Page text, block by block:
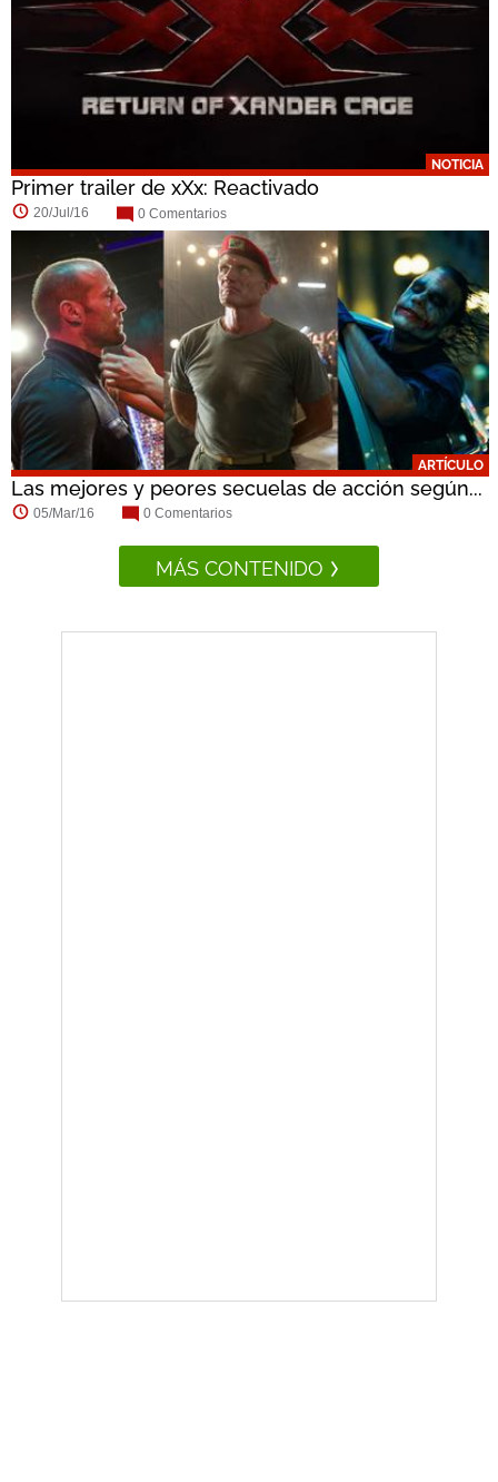
NOTICIA
Primer trailer de xXx: Reactivado
20/Jul/16 0 Comentarios
ARTÍCULO
Las mejores y peores secuelas de acción según...
05/Mar/16 0 Comentarios
MÁS CONTENIDO